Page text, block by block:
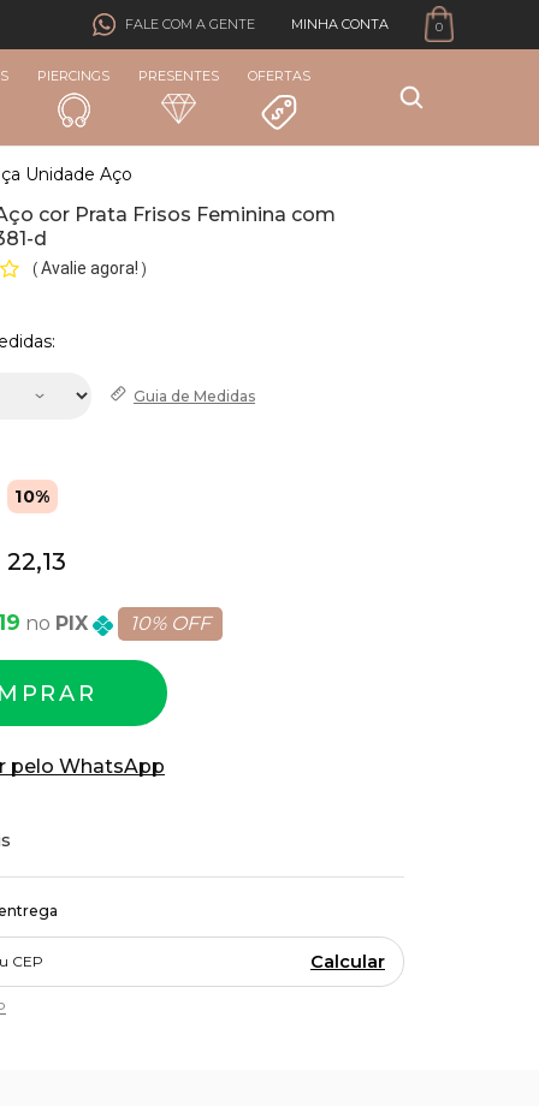
FALE COM A GENTE MINHA CONTA 0
PIERCINGS PRESENTES OFERTAS
Unidade Aço
cor Prata Frisos Feminina com
d
( Avalie agora! )
Guia de Medidas
10%
22,13
PIX 10% OFF
pelo WhatsApp
Calcular